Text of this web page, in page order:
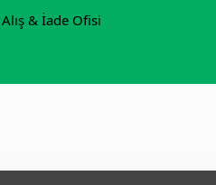
Alış & İade Ofisi